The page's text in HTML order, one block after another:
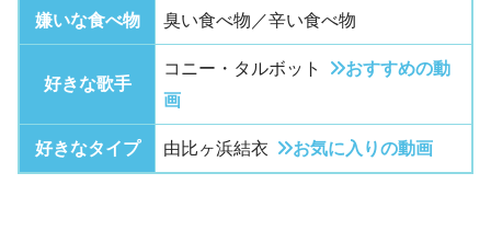
嫌いな食べ物 臭い食べ物／辛い食べ物
好きな歌手
コニー・タルボット
おすすめの動
画
好きなタイプ 由比ヶ浜結衣 お気に入りの動画